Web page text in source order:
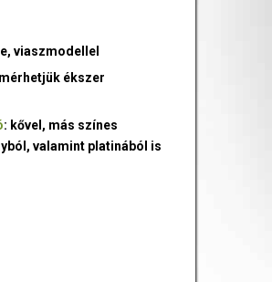
viaszmodellel
ékszer
: kővel, más színes
valamint platinából is